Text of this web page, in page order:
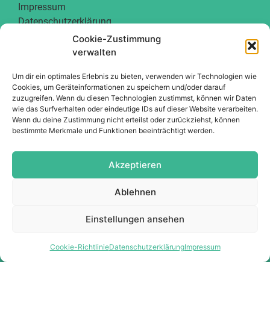
Cookie-Zustimmung
verwalten
Um dir ein optimales Erlebnis zu bieten, verwenden wir Technologien wie
Cookies, um Geräteinformationen zu speichern und/oder darauf
zuzugreifen. Wenn du diesen Technologien zustimmst, können wir Daten
wie das Surfverhalten oder eindeutige IDs auf dieser Website verarbeiten.
Wenn du deine Zustimmung nicht erteilst oder zurückziehst, können
bestimmte Merkmale und Funktionen beeinträchtigt werden.
Akzeptieren
Ablehnen
Einstellungen ansehen
Cookie-RichtlinieDatenschutzerklärungImpressum
Impressum
Datenschutzerklärung
Infos
Service
Produkt
Downloads
Partner